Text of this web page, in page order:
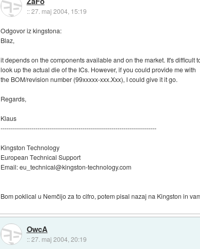
::27. maj 2004, 15:19
Odgovor iz kingstona:
Blaz,
it depends on the components available and on the market. It's difficult
look up the actual die of the ICs. However, if you could provide me with
the BOM/revision number (99xxxxx-xxx.Xxx), I could give it it go.
Regards,
Klaus
----------------------------------------------------------------------------
Kingston Technology
European Technical Support
Email: eu_technical@kingston-technology.com
Bom poklical u Nemčijo za to cifro, potem pisal nazaj na Kingston in
OwcA
::27. maj 2004, 20:19